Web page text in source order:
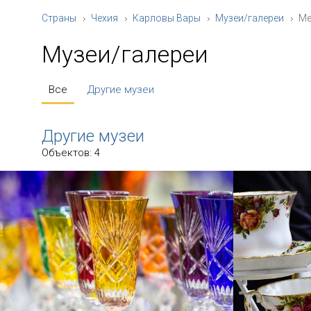
Страны Чехия Карловы Вары Музеи/галереи
Музеи/галереи
Все Другие музеи
Другие музеи
Объектов: 4